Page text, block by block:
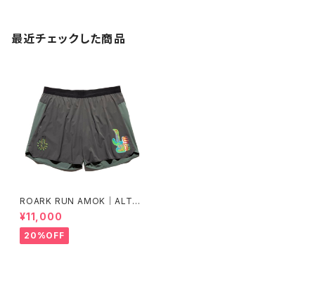
最近チェックした商品
ROARK RUN AMOK｜ALTA
5" Col.CHARCOAL
¥11,000
20%OFF